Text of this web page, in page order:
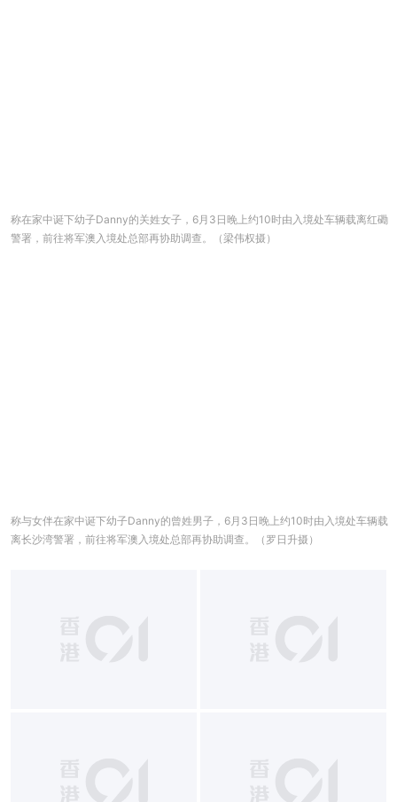
称在家中诞下幼子Danny的关姓女子，6月3日晚上约10时由入境处车辆载离红磡
警署，前往将军澳入境处总部再协助调查。（梁伟权摄）
称与女伴在家中诞下幼子Danny的曾姓男子，6月3日晚上约10时由入境处车辆载
离长沙湾警署，前往将军澳入境处总部再协助调查。（罗日升摄）